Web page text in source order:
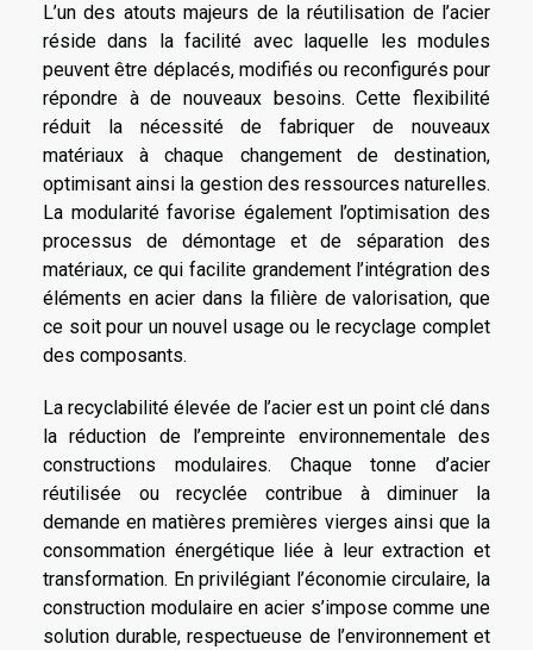
L’un des atouts majeurs de la réutilisation de l’acier
réside dans la facilité avec laquelle les modules
peuvent être déplacés, modifiés ou reconfigurés pour
répondre à de nouveaux besoins. Cette flexibilité
réduit la nécessité de fabriquer de nouveaux
matériaux à chaque changement de destination,
optimisant ainsi la gestion des ressources naturelles.
La modularité favorise également l’optimisation des
processus de démontage et de séparation des
matériaux, ce qui facilite grandement l’intégration des
éléments en acier dans la filière de valorisation, que
ce soit pour un nouvel usage ou le recyclage complet
des composants.
La recyclabilité élevée de l’acier est un point clé dans
la réduction de l’empreinte environnementale des
constructions modulaires. Chaque tonne d’acier
réutilisée ou recyclée contribue à diminuer la
demande en matières premières vierges ainsi que la
consommation énergétique liée à leur extraction et
transformation. En privilégiant l’économie circulaire, la
construction modulaire en acier s’impose comme une
solution durable, respectueuse de l’environnement et